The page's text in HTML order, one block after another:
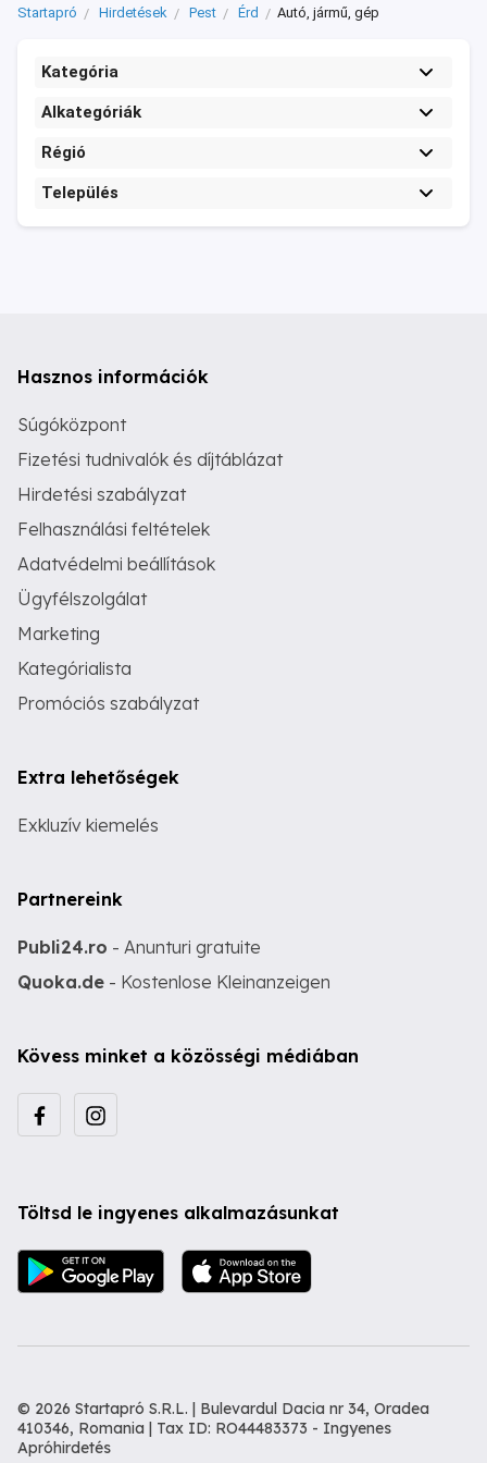
Startapró Hirdetések Pest Érd Autó, jármű, gép
Kategória
Alkategóriák
Régió
Település
Hasznos információk
Súgóközpont
Fizetési tudnivalók és díjtáblázat
Hirdetési szabályzat
Felhasználási feltételek
Adatvédelmi beállítások
Ügyfélszolgálat
Marketing
Kategórialista
Promóciós szabályzat
Extra lehetőségek
Exkluzív kiemelés
Partnereink
Publi24.ro - Anunturi gratuite
Quoka.de - Kostenlose Kleinanzeigen
Kövess minket a közösségi médiában
Töltsd le ingyenes alkalmazásunkat
© 2026 Startapró S.R.L. | Bulevardul Dacia nr 34, Oradea
410346, Romania | Tax ID: RO44483373 - Ingyenes
Apróhirdetés